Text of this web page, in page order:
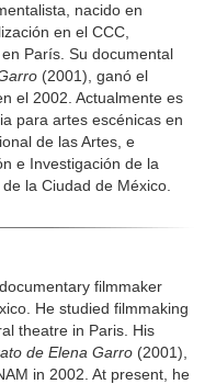
nacido en
en el CCC,
París. Su documental
(2001), ganó el
el 2002. Actualmente es
para artes escénicas en
de las Artes, e
e Investigación de la
la Ciudad de México.
filmmaker
He studied filmmaking
theatre in Paris. His
de Elena Garro (2001),
in 2002. At present, he